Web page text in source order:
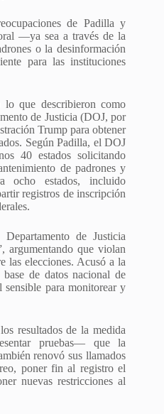
de Padilla y
—ya sea a través de la
o la desinformación
para las instituciones
lo que describieron como
de Justicia (DOJ, por
Trump para obtener
Según Padilla, el DOJ
40 estados solicitando
de padrones y
ocho estados, incluido
registros de inscripción
de Justicia
argumentando que violan
las elecciones. Acusó a la
de datos nacional de
sensible para monitorear y
resultados de la medida
pruebas— que la
renovó sus llamados
poner fin al registro el
nuevas restricciones al